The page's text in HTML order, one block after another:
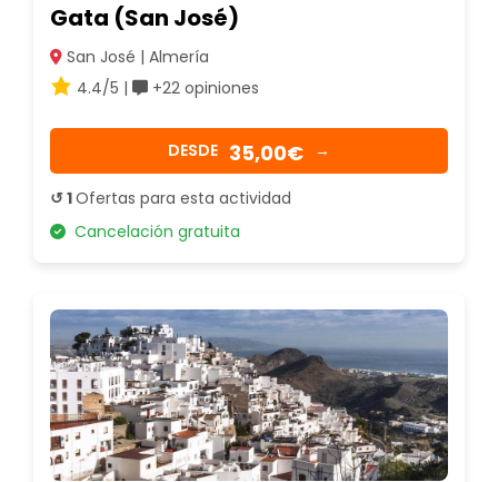
Gata (San José)
San José | Almería
4.4/5 |
+22 opiniones
DESDE 35,00€ →
↺ 1Ofertas para esta actividad
Cancelación gratuita